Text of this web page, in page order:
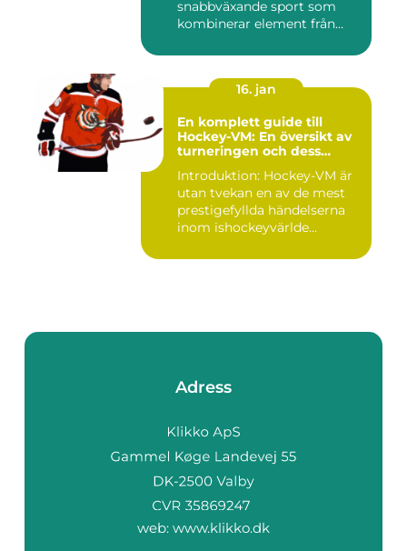
snabbväxande sport som
kombinerar element från
16. jan
En komplett guide till
Hockey-VM: En översikt av
turneringen och dess
Introduktion: Hockey-VM är
utan tvekan en av de mest
prestigefyllda händelserna
inom ishockeyvärlde...
Adress
web: www.klikko.dk